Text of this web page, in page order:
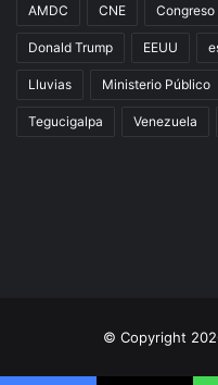
AMDC CNE
Donald Trump EEUU
Lluvias Ministerio Público
Tegucigalpa Venezuela
© Copyright